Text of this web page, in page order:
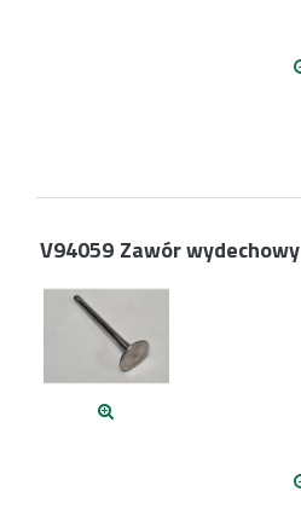
V94059 Zawór wydechowy